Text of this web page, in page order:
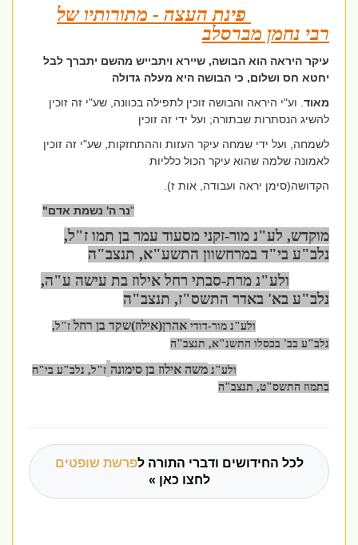
פינת העצה - מתורותיו של
רבי נחמן מברסלב
עיקר היראה הוא הבושה, שיירא ויתבייש מהשם יתברך לבל
יחטא חס ושלום, כי הבושה היא מעלה גדולה
מאוד. וע"י היראה והבושה זוכין לתפילה בכוונה, שע"י זה זוכין
להשיג הנסתרות שבתורה; ועל ידי זה זוכין
לשמחה, ועל ידי שמחה עיקר העזות וההתחזקות, שע"י זה זוכין
לאמונה שלמה שהוא עיקר הכול כלליות
הקדושה(סימן יראה ועבודה, אות ז).
נר ה' נשמת אדם"
מוקדש, לע"נ מור-זקני מסעוד עמר בן תמו ז"ל,
נלב"ע בי"ד במרחשוון התשע"א, תנצב"ה
ולע"נ מרת-סבתי רחל אילוז בת עישה ע"ה,
נלב"ע בא' באדר התשס"ז, תנצב"ה
ולע"נ מור-דודיאהרן(אילוז)שקד בן רחלז"ל,
נלב"ע בב' בכסלו התשנ"א, תנצב"ה
ולע"נמשה אילוז בן סימונה ז"ל, נלב"ע בי"ח
בתמוז התשס"ט, תנצב"ה
לכל החידושים ודברי התורה לפרשת שופטים
לחצו כאן »